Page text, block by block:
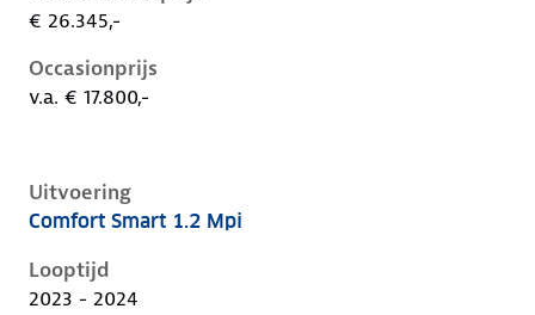
€ 26.345,-
Occasionprijs
v.a. € 17.800,-
Uitvoering
Hyundai I20 iii-1e-facelift, 1.2 mpi, 62 kW, Benzine, 5
Comfort Smart 1.2 Mpi
Looptijd
2023 - 2024